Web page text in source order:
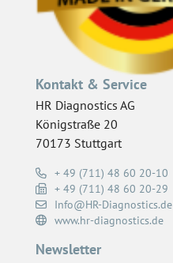
Kontakt & Service
HR Diagnostics AG
Königstraße 20
70173 Stuttgart
+ 49 (711) 48 60 20-10
+ 49 (711) 48 60 20-29
Info@HR-Diagnostics.de
www.hr-diagnostics.de
Newsletter